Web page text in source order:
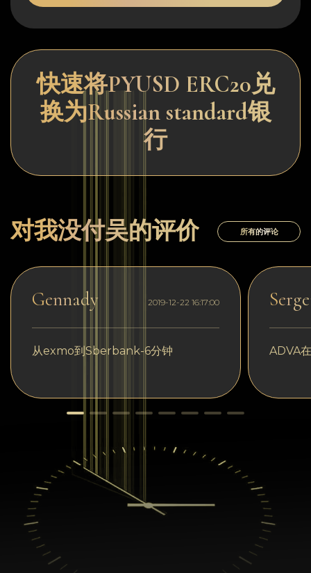
快速将PYUSD ERC20兑
换为Russian standard银
行
对我没付吴的评价 所有的评论
Gennady 2019-12-22 16:17:00
从exmo到Sberbank-6分钟 ADVA